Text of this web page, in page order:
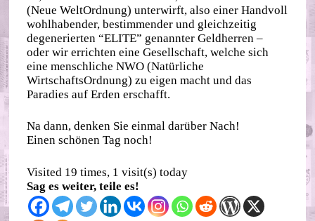
(Neue WeltOrdnung) unterwirft, also einer Handvoll
wohlhabender, bestimmender und gleichzeitig
degenerierten “ELITE” genannter Geldherren –
oder wir errichten eine Gesellschaft, welche sich
eine menschliche NWO (Natürliche
WirtschaftsOrdnung) zu eigen macht und das
Paradies auf Erden erschafft.
Na dann, denken Sie einmal darüber Nach!
Einen schönen Tag noch!
Visited 19 times, 1 visit(s) today
Sag es weiter, teile es!